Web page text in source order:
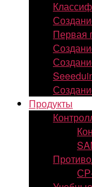
Первая
Продукты